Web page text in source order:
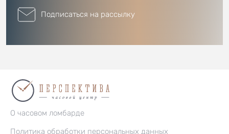
Подписаться на рассылку
О часовом ломбарде
Политика обработки персональных данных